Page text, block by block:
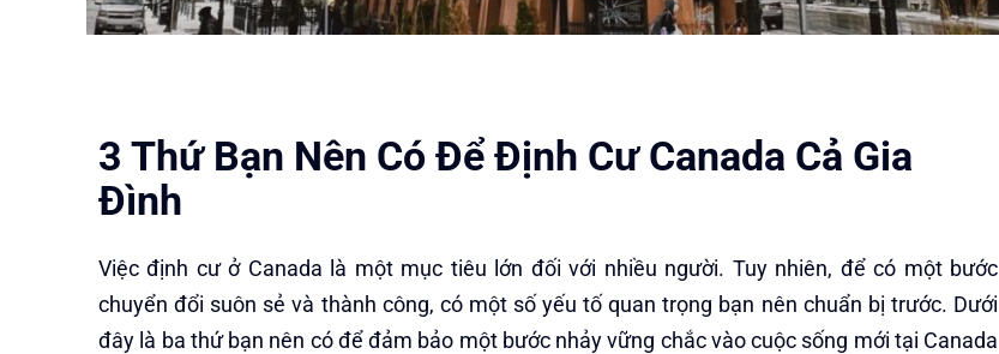
3 Thứ Bạn Nên Có Để Định Cư Canada Cả Gia
Đình
Việc định cư ở Canada là một mục tiêu lớn đối với nhiều người. Tuy nhiên, để có một bước
chuyển đổi suôn sẻ và thành công, có một số yếu tố quan trọng bạn nên chuẩn bị trước. Dưới
đây là ba thứ bạn nên có để đảm bảo một bước nhảy vững chắc vào cuộc sống mới tại Canada